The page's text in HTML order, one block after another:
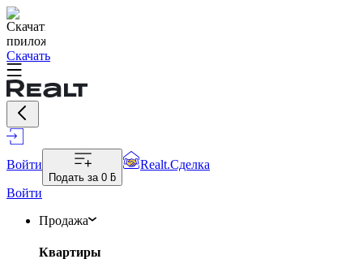
Скачать
Войти
Подать за 0 ƃ
Realt.Сделка
Войти
Продажа
Квартиры